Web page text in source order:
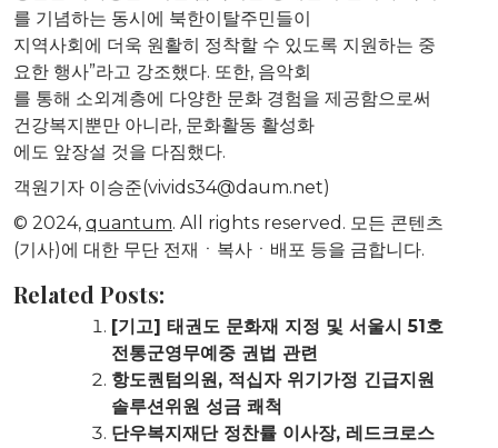
를 기념하는 동시에 북한이탈주민들이
지역사회에 더욱 원활히 정착할 수 있도록 지원하는 중
요한 행사”라고 강조했다. 또한, 음악회
를 통해 소외계층에 다양한 문화 경험을 제공함으로써
건강복지뿐만 아니라, 문화활동 활성화
에도 앞장설 것을 다짐했다.
객원기자 이승준(vivids34@daum.net)
© 2024, quantum. All rights reserved. 모든 콘텐츠
(기사)에 대한 무단 전재ㆍ복사ㆍ배포 등을 금합니다.
Related Posts:
[기고] 태권도 문화재 지정 및 서울시 51호
전통군영무예중 권법 관련
항도퀀텀의원, 적십자 위기가정 긴급지원
솔루션위원 성금 쾌척
단우복지재단 정찬률 이사장, 레드크로스